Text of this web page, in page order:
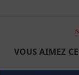
VOUS AIMEZ